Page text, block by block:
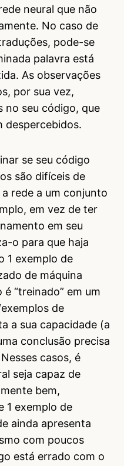
neural que não
No caso de
pode-se
palavra está
As observações
por sua vez,
no seu código, que
despercebidos.
se seu código
são difíceis de
rede a um conjunto
em vez de ter
em seu
o para que haja
1 exemplo de
de máquina
“treinado” em um
de
a sua capacidade (a
conclusão precisa
casos, é
seja capaz de
bem,
1 exemplo de
ainda apresenta
com poucos
está errado com o